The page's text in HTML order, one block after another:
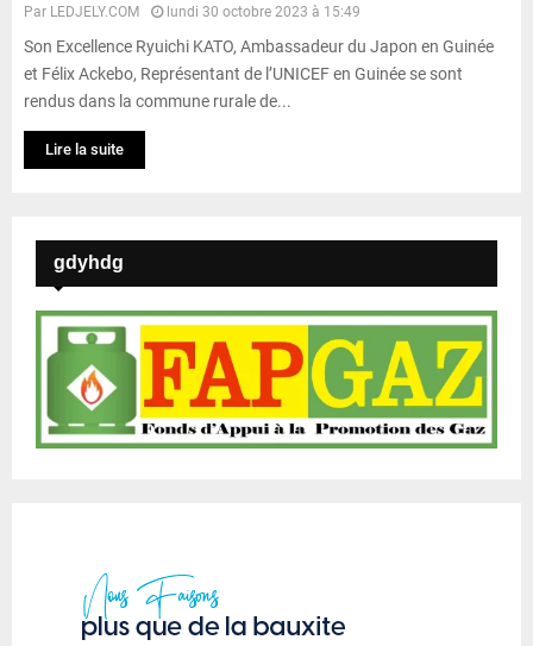
Par LEDJELY.COM lundi 30 octobre 2023 à 15:49
Son Excellence Ryuichi KATO, Ambassadeur du Japon en Guinée
et Félix Ackebo, Représentant de l’UNICEF en Guinée se sont
rendus dans la commune rurale de...
Lire la suite
gdyhdg